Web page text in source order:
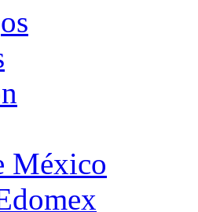
México